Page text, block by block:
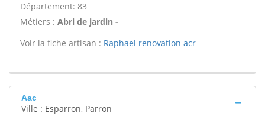
Département: 83
Métiers : Abri de jardin -
Voir la fiche artisan : Raphael renovation acr
Aac
Ville : Esparron, Parron